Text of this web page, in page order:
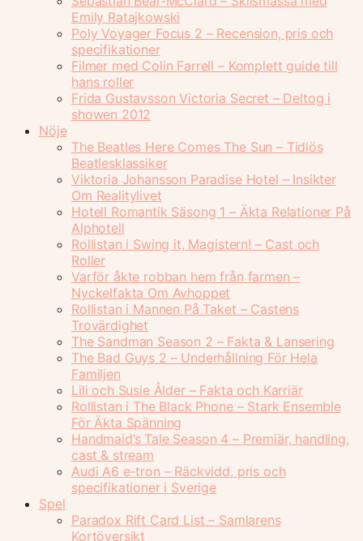
Emily Ratajkowski
Poly Voyager Focus 2 – Recension, pris och
specifikationer
Filmer med Colin Farrell – Komplett guide till
hans roller
Frida Gustavsson Victoria Secret – Deltog i
showen 2012
Nöje
The Beatles Here Comes The Sun – Tidlös
Beatlesklassiker
Viktoria Johansson Paradise Hotel – Insikter
Om Realitylivet
Hotell Romantik Säsong 1 – Äkta Relationer På
Alphotell
Rollistan i Swing it, Magistern! – Cast och
Roller
Varför åkte robban hem från farmen –
Nyckelfakta Om Avhoppet
Rollistan i Mannen På Taket – Castens
Trovärdighet
The Sandman Season 2 – Fakta & Lansering
The Bad Guys 2 – Underhållning För Hela
Familjen
Lili och Susie Ålder – Fakta och Karriär
Rollistan i The Black Phone – Stark Ensemble
För Äkta Spänning
Handmaid’s Tale Season 4 – Premiär, handling,
cast & stream
Audi A6 e-tron – Räckvidd, pris och
specifikationer i Sverige
Spel
Paradox Rift Card List – Samlarens
Kortöversikt